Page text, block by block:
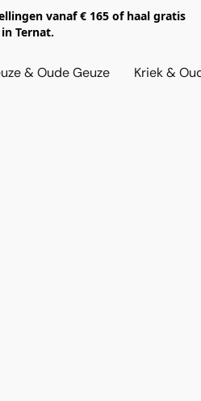
vanaf € 165 of haal gratis
Ternat.
& Oude Geuze Kriek &